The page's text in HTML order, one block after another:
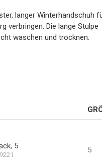
langer Winterhandschuh
verbringen. Die lange Stulpe
waschen und trocknen.
5 5